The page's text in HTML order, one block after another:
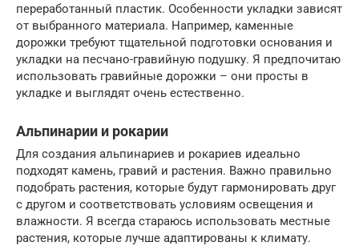
переработанный пластик. Особенности укладки зависят
от выбранного материала. Например, каменные
дорожки требуют тщательной подготовки основания и
укладки на песчано-гравийную подушку. Я предпочитаю
использовать гравийные дорожки – они просты в
укладке и выглядят очень естественно.
Альпинарии и рокарии
Для создания альпинариев и рокариев идеально
подходят камень, гравий и растения. Важно правильно
подобрать растения, которые будут гармонировать друг
с другом и соответствовать условиям освещения и
влажности. Я всегда стараюсь использовать местные
растения, которые лучше адаптированы к климату.